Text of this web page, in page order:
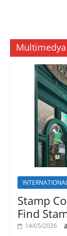
Multimedya
Stamp
Find
14/05/2026